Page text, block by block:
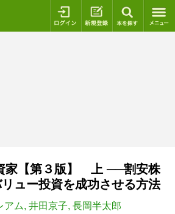
ログイン 新規登録
家【第３版】 上 ──割安株
ュー投資を成功させる方法
アム, 井田京子, 長岡半太郎